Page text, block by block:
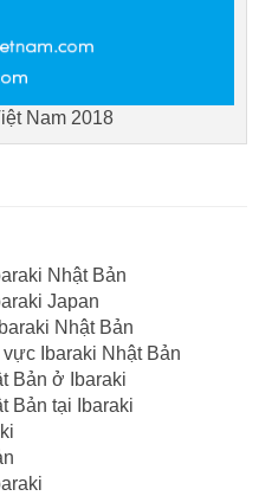
Nam 2018
Nhật Bản
Japan
Nhật Bản
Ibaraki Nhật Bản
Bản ở Ibaraki
Bản tại Ibaraki